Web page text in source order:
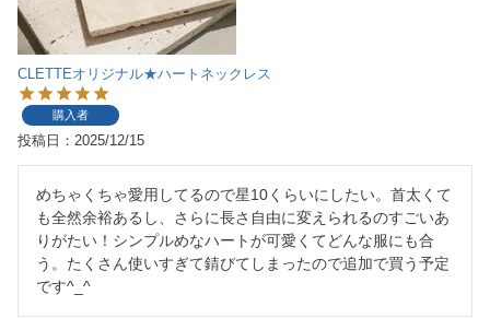
CLETTEオリジナル★ハートネックレス
購入者
投稿日 2025/12/15
めちゃくちゃ愛用してるので星10くらいにしたい。首太くて
も全然余裕あるし、さらに長さ自由に変えられるのすごいあ
りがたい！シンプルめなハートが可愛くてどんな服にも合
う。たくさん使いすぎて錆びてしまったので追加で買う予定
です^_^